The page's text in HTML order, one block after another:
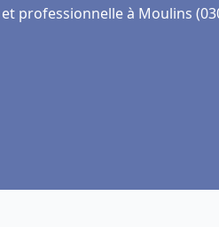
professionnelle à Moulins